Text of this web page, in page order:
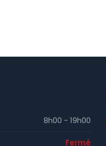
8h00 - 19h00
Fermé